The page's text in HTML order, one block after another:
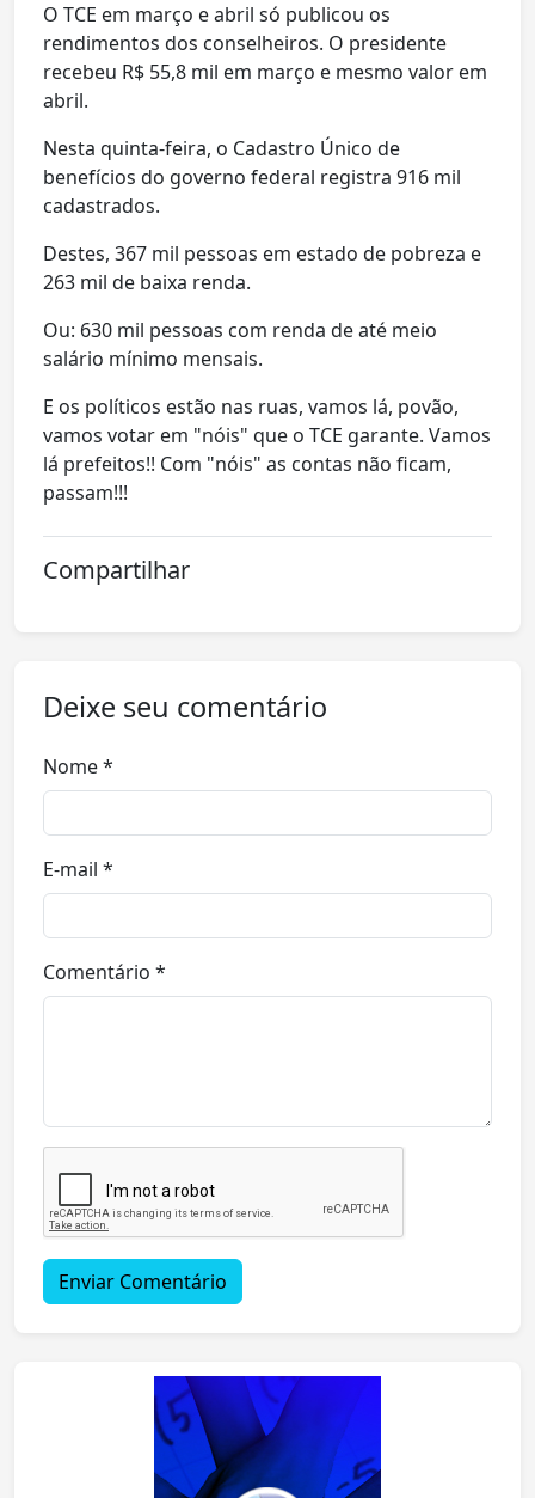
O TCE em março e abril só publicou os
rendimentos dos conselheiros. O presidente
recebeu R$ 55,8 mil em março e mesmo valor em
abril.
Nesta quinta-feira, o Cadastro Único de
benefícios do governo federal registra 916 mil
cadastrados.
Destes, 367 mil pessoas em estado de pobreza e
263 mil de baixa renda.
Ou: 630 mil pessoas com renda de até meio
salário mínimo mensais.
E os políticos estão nas ruas, vamos lá, povão,
vamos votar em "nóis" que o TCE garante. Vamos
lá prefeitos!! Com "nóis" as contas não ficam,
passam!!!
Compartilhar
Deixe seu comentário
Nome *
E-mail *
Comentário *
Enviar Comentário